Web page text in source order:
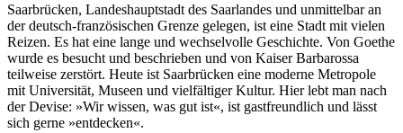
Saarbrücken, Landeshauptstadt des Saarlandes und unmittelbar an
der deutsch-französischen Grenze gelegen, ist eine Stadt mit vielen
Reizen. Es hat eine lange und wechselvolle Geschichte. Von Goethe
wurde es besucht und beschrieben und von Kaiser Barbarossa
teilweise zerstört. Heute ist Saarbrücken eine moderne Metropole
mit Universität, Museen und vielfältiger Kultur. Hier lebt man nach
der Devise: »Wir wissen, was gut ist«, ist gastfreundlich und lässt
sich gerne »entdecken«.